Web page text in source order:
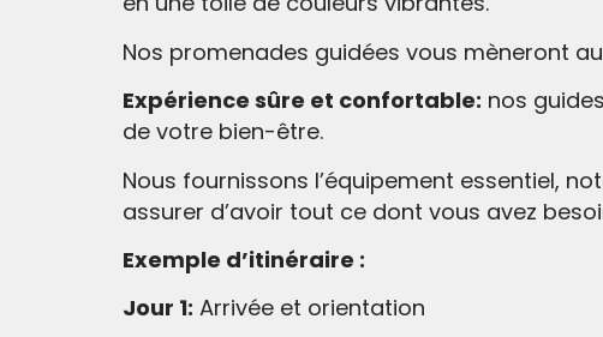
Nos promenades guidées vous mèneront
Expérience sûre et confortable: nos
de votre bien-être.
Nous fournissons l’équipement essentiel,
assurer d’avoir tout ce dont vous avez
Exemple d’itinéraire :
Jour 1: Arrivée et orientation